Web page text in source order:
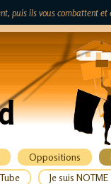
puis ils vous combattent et
Oppositions
Je suis NOTME